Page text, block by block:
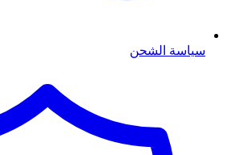
سياسة الشحن